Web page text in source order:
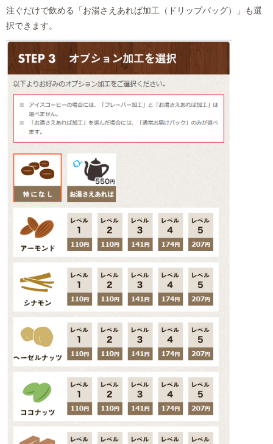
注ぐだけで飲める「お湯さえあれば加工（ドリップバッグ）」も選
択できます。